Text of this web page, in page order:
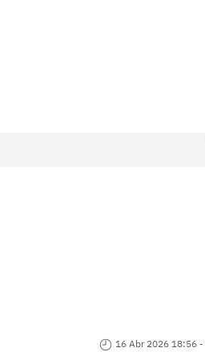
16 Abr 2026 18:56 -